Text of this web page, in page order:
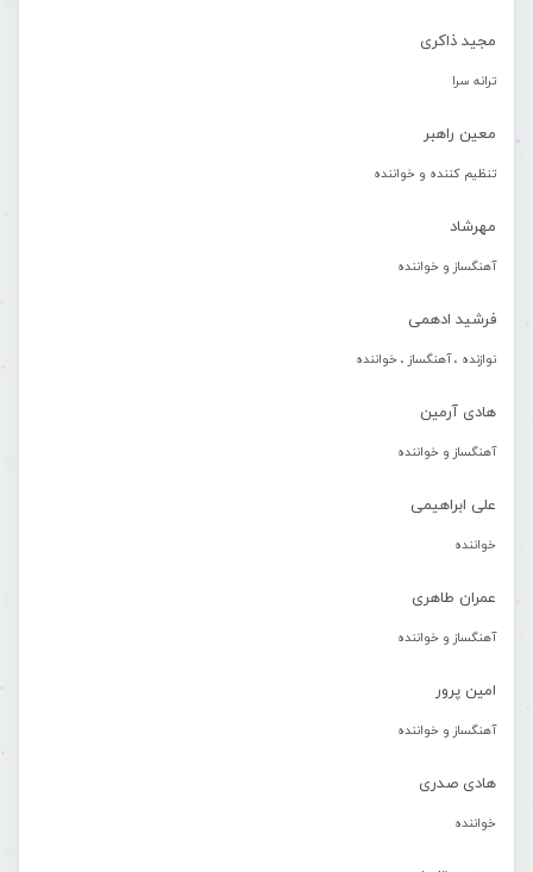
مجید ذاکری
ترانه سرا
معین راهبر
تنظیم کننده و خواننده
مهرشاد
آهنگساز و خواننده
فرشید ادهمی
نوازنده ، آهنگساز ، خواننده
هادی آرمین
آهنگساز و خواننده
علی ابراهیمی
خواننده
عمران طاهری
آهنگساز و خواننده
امین پرور
آهنگساز و خواننده
هادی صدری
خواننده